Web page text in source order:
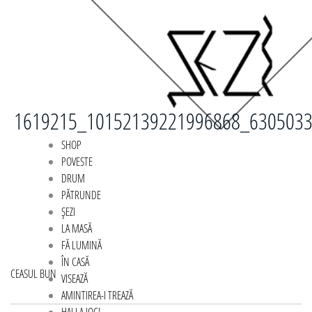
SHOP
POVESTE
DRUM
PĂTRUNDE
ȘEZI
LA MASĂ
FĂ LUMINĂ
ÎN CASĂ
VISEAZĂ
AMINTIREA-I TREAZĂ
Navigare
în
CEASUL BUN